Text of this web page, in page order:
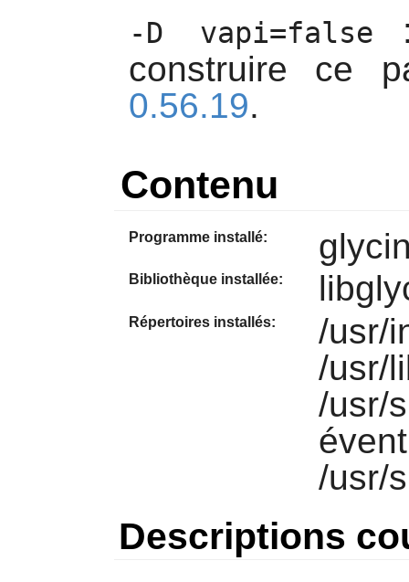
-D vapi=false
construire ce
0.56.19.
Contenu
Programme installé:
Bibliothèque installée:
Répertoires installés:
/usr/
/usr/
/usr/
/usr/
Descriptions